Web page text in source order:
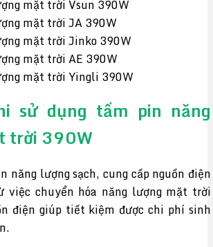
mặt trời Vsun 390W
mặt trời JA 390W
mặt trời Jinko 390W
mặt trời AE 390W
mặt trời Yingli 390W
sử dụng tấm pin năng
trời 390W
năng lượng sạch, cung cấp nguồn điện
việc chuyển hóa năng lượng mặt trời
điện giúp tiết kiệm được chi phí sinh